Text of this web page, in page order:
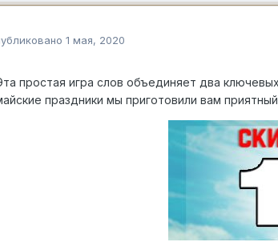
1 мая, 2020
простая игра слов объединяет два
праздники мы приготовили вам